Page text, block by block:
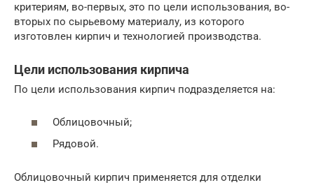
критериям, во-первых, это по цели использования, во-
вторых по сырьевому материалу, из которого
изготовлен кирпич и технологией производства.
Цели использования кирпича
По цели использования кирпич подразделяется на:
Облицовочный;
Рядовой.
Облицовочный кирпич применяется для отделки